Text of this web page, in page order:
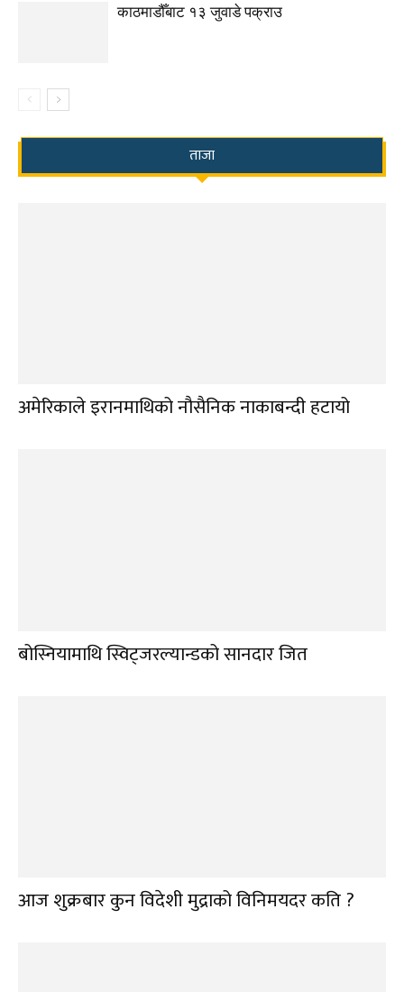
काठमाडौँबाट १३ जुवाडे पक्राउ
ताजा
अमेरिकाले इरानमाथिको नौसैनिक नाकाबन्दी हटायो
बोस्नियामाथि स्विट्जरल्यान्डको सानदार जित
आज शुक्रबार कुन विदेशी मुद्राको विनिमयदर कति ?